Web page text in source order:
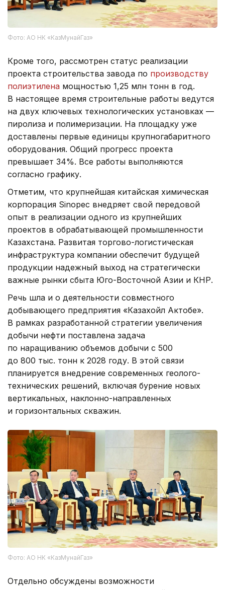
Фото: АО НК «КазМунайГаз»
Кроме того, рассмотрен статус реализации
проекта строительства завода по производству
полиэтилена мощностью 1,25 млн тонн в год.
В настоящее время строительные работы ведутся
на двух ключевых технологических установках —
пиролиза и полимеризации. На площадку уже
доставлены первые единицы крупногабаритного
оборудования. Общий прогресс проекта
превышает 34%. Все работы выполняются
согласно графику.
Отметим, что крупнейшая китайская химическая
корпорация Sinopec внедряет свой передовой
опыт в реализации одного из крупнейших
проектов в обрабатывающей промышленности
Казахстана. Развитая торгово-логистическая
инфраструктура компании обеспечит будущей
продукции надежный выход на стратегически
важные рынки сбыта Юго-Восточной Азии и КНР.
Речь шла и о деятельности совместного
добывающего предприятия «Казахойл Актобе».
В рамках разработанной стратегии увеличения
добычи нефти поставлена задача
по наращиванию объемов добычи с 500
до 800 тыс. тонн к 2028 году. В этой связи
планируется внедрение современных геолого-
технических решений, включая бурение новых
вертикальных, наклонно-направленных
и горизонтальных скважин.
Фото: АО НК «КазМунайГаз»
Отдельно обсуждены возможности